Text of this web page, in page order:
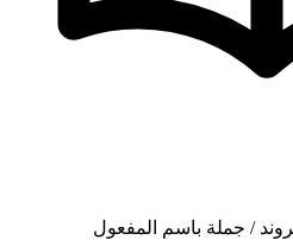
/ جملة باسم المفعول